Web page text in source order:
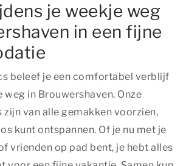
je weekje weg
in een fijne
beleef je een comfortabel verblijf
weg in Brouwershaven. Onze
van alle gemakken voorzien,
kunt ontspannen. Of je nu met je
vrienden op pad bent, je hebt alles